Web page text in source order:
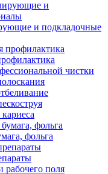
и подкладочные
чистки
фольга